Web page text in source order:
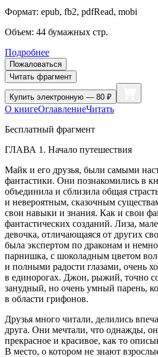
Формат: epub, fb2, pdfRead, mobi
Объем: 44 бумажных стр.
Подробнее
Пожаловаться
Читать фрагмент
Купить электронную — 80 ₽
О книгеОглавлениеЧитать
Бесплатный фрагмент
ГЛАВА 1. Начало путешествия
Майк и его друзья, были самыми
фантастики. Они познакомились в
объединила и сблизила общая
и невероятным, сказочным
свои навыки и знания. Как и свои
фантастических созданий. Лиза,
девочка, отличающаяся от других
была экспертом по драконам и
парнишка, с шоколадным цветом
и полными радости глазами, очень
в единорогах. Джон, рыжий, точно
занудный, но очень умный парень,
в области грифонов.
Друзья много читали, делились
друга. Они мечтали, что однажды,
прекрасное и красивое, как то
В место, о котором не знают